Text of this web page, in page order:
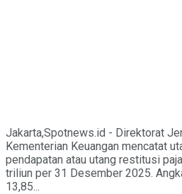
Jakarta,Spotnews.id - Direktorat
Kementerian Keuangan mencatat
pendapatan atau utang restitusi
triliun per 31 Desember 2025.
13,85...